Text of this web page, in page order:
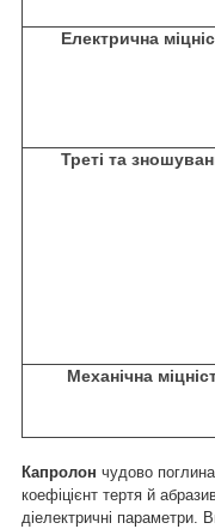
Електрична
Треті та
Механічна
Капролон чудово
коефіцієнт тертя й
діелектричні параметри.